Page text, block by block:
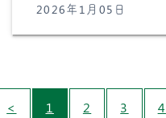
2026年1月05日
< 1 2 3 4